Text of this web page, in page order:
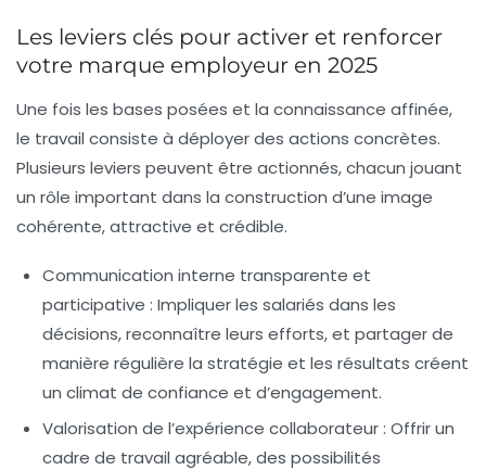
Les leviers clés pour activer et renforcer
votre marque employeur en 2025
Une fois les bases posées et la connaissance affinée,
le travail consiste à déployer des actions concrètes.
Plusieurs leviers peuvent être actionnés, chacun jouant
un rôle important dans la construction d’une image
cohérente, attractive et crédible.
Communication interne transparente et
participative : Impliquer les salariés dans les
décisions, reconnaître leurs efforts, et partager de
manière régulière la stratégie et les résultats créent
un climat de confiance et d’engagement.
Valorisation de l’expérience collaborateur : Offrir un
cadre de travail agréable, des possibilités